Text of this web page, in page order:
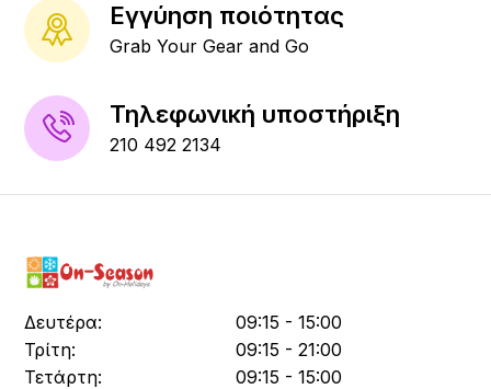
Εγγύηση ποιότητας
Grab Your Gear and Go
Τηλεφωνική υποστήριξη
210 492 2134
Δευτέρα:
09:15 - 15:00
Τρίτη:
09:15 - 21:00
Τετάρτη:
09:15 - 15:00